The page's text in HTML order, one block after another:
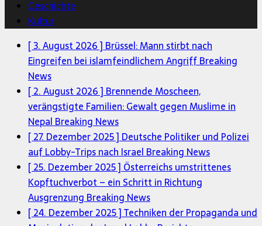
Geschichte
Kultur
[ 3. August 2026 ] Brüssel: Mann stirbt nach
Eingreifen bei islamfeindlichem AngriffBreaking
News
[ 2. August 2026 ] Brennende Moscheen,
verängstigte Familien: Gewalt gegen Muslime in
Nepal Breaking News
[ 27. Dezember 2025 ] Deutsche Politiker und Polizei
auf Lobby-Trips nach Israel Breaking News
[ 25. Dezember 2025 ] Österreichs umstrittenes
Kopftuchverbot – ein Schritt in Richtung
Ausgrenzung Breaking News
[ 24. Dezember 2025 ]Techniken der Propaganda und